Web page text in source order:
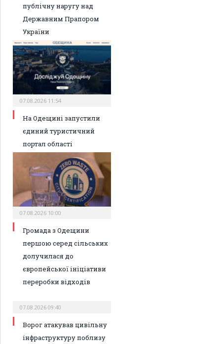
публічну наругу над
Державним Прапором
України
07.08.2026 11:54
На Одещині запустили
єдиний туристичний
портал області
07.08.2026 10:00
Громада з Одещини
першою серед сільських
долучилася до
європейської ініціативи
переробки відходів
07.08.2026 09:40
Ворог атакував цивільну
інфраструктуру поблизу